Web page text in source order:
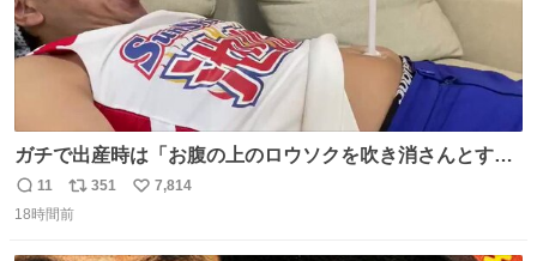
ガチで出産時は「お腹の上のロウソクを吹き消さんとする
サンシャイン池崎」だったし、お産後の股裂け状態でのト
イレは「とにかく明るい安村の体勢」が1番楽
返
信
11
リ
ポ
351
い
7,814
18時間前